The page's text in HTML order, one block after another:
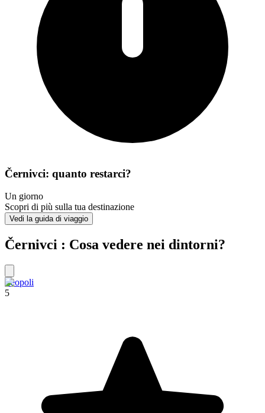
Černivci: quanto restarci?
Un giorno
Scopri di più sulla tua destinazione
Vedi la guida di viaggio
Černivci : Cosa vedere nei dintorni?
Leopoli
5